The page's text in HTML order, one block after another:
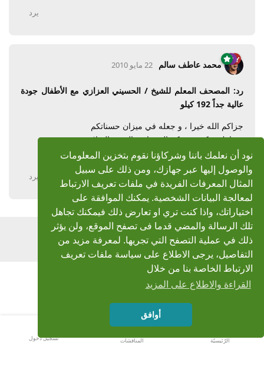
نود أن نعلمك باننا وشركاؤنا نقوم بتخزين المعلومات
والوصول إليها عبر جهازك، ومن ذلك على سبيل
المثال المعرفات الفريدة في ملفات تعريف الارتباط
لمعالجة البيانات الشخصية. يمكنك الموافقة على
اختياراتك، واذا كنت تري او تعارض ذلك فيمكنك تجاهل
تلك الرسالة والمضي قدما فى تصفح الموقع، ولن يؤثر
ذلك في عملية التصفح التي تجريها. لمعرفة مزيد من
التفاصيل، يرجى الاطلاع على سياسة ملفات تعريف
الارتباط الخاصة بنا من خلال
القراءة والاطلاع على المزيد
أوافق
يرد
محمد عاطف سالم 22 مايو 2010
رد: المصحف المعلم للشيخ / الحسيني العزازي مع الأطفال جودة
عالية جداً 192 كيلو
جزاكم الله خيرا ، و جعله في ميزان حسناتكم
، وبارك فيكم ووفقكم الى مافيه الخير والصلاح
ووفقكم الله الى ما يحبه ويرضاه ، وأن يكثر من أمثالكم
يرد
اضف رد
الرّئيسيّة المناقشات تسجيل دخول